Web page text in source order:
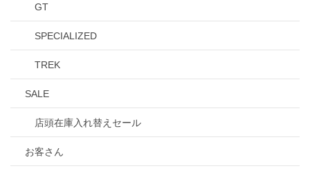
GT
SPECIALIZED
TREK
SALE
店頭在庫入れ替えセール
お客さん